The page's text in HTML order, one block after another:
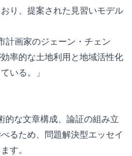
り、提案された見習いモデル
計画家のジェーン・チェン
率的な土地利用と地域活性化
いる。」
な文章構成、論証の組み立
るため、問題解決型エッセイ
す。